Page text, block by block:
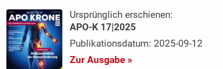
Ursprünglich erschienen:
APO-K 17|2025
Publikationsdatum: 2025-09-12
Zur Ausgabe »